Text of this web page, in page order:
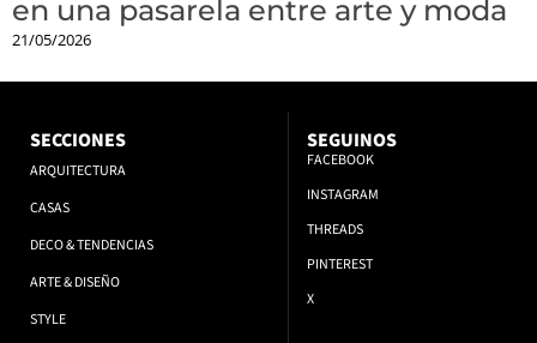
en una pasarela entre arte y moda
21/05/2026
SECCIONES
ARQUITECTURA
CASAS
DECO & TENDENCIAS
ARTE & DISEÑO
STYLE
SEGUINOS
FACEBOOK
INSTAGRAM
THREADS
PINTEREST
X